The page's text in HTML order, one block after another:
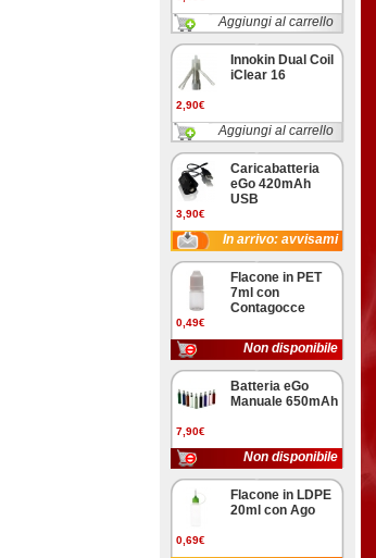
Aggiungi al carrello
2,90€
Innokin Dual Coil
iClear 16
Aggiungi al carrello
3,90€
Caricabatteria
eGo 420mAh
USB
In arrivo: avvisami
0,49€
Flacone in PET
7ml con
Contagocce
Non disponibile
7,90€
Batteria eGo
Manuale 650mAh
Non disponibile
0,69€
Flacone in LDPE
20ml con Ago